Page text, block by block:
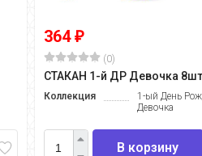
364 ₽
(0)
СТАКАН 1-й ДР Девочка 8шт
Коллекция
1-ый День
Девочка
В корзину